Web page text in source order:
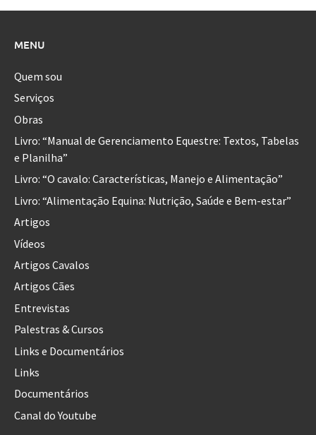
MENU
Quem sou
Serviços
Obras
Livro: “Manual de Gerenciamento Equestre: Textos, Tabelas
e Planilha”
Livro: “O cavalo: Características, Manejo e Alimentação”
Livro: “Alimentação Equina: Nutrição, Saúde e Bem-estar”
Artigos
Vídeos
Artigos Cavalos
Artigos Cães
Entrevistas
Palestras & Cursos
Links e Documentários
Links
Documentários
Canal do Youtube